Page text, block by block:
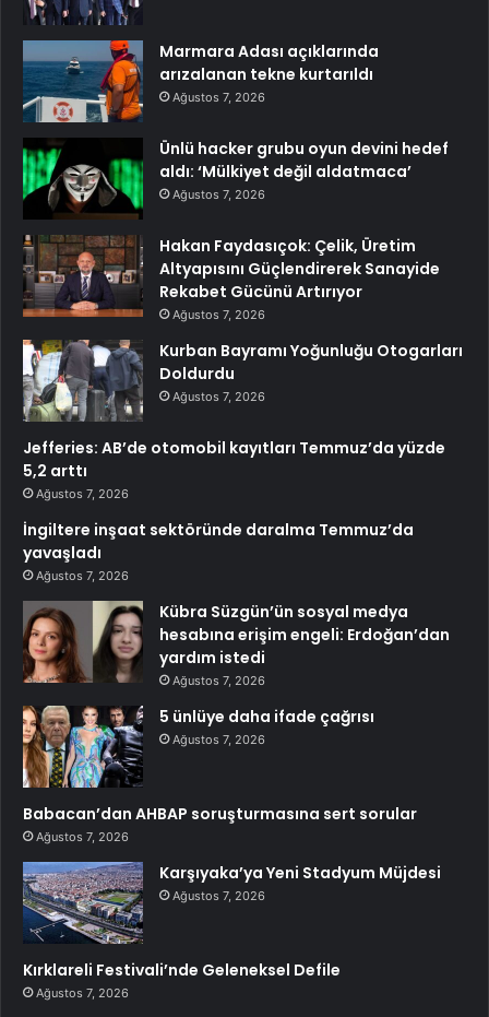
Marmara Adası açıklarında
arızalanan tekne kurtarıldı
Ağustos 7, 2026
Ünlü hacker grubu oyun devini hedef
aldı: ‘Mülkiyet değil aldatmaca’
Ağustos 7, 2026
Hakan Faydasıçok: Çelik, Üretim
Altyapısını Güçlendirerek Sanayide
Rekabet Gücünü Artırıyor
Ağustos 7, 2026
Kurban Bayramı Yoğunluğu Otogarları
Doldurdu
Ağustos 7, 2026
Jefferies: AB’de otomobil kayıtları Temmuz’da yüzde
5,2 arttı
Ağustos 7, 2026
İngiltere inşaat sektöründe daralma Temmuz’da
yavaşladı
Ağustos 7, 2026
Kübra Süzgün’ün sosyal medya
hesabına erişim engeli: Erdoğan’dan
yardım istedi
Ağustos 7, 2026
5 ünlüye daha ifade çağrısı
Ağustos 7, 2026
Babacan’dan AHBAP soruşturmasına sert sorular
Ağustos 7, 2026
Karşıyaka’ya Yeni Stadyum Müjdesi
Ağustos 7, 2026
Kırklareli Festivali’nde Geleneksel Defile
Ağustos 7, 2026